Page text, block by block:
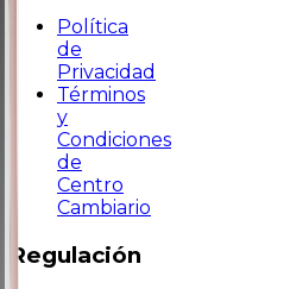
Política
de
Privacidad
Términos
y
Condiciones
de
Centro
Cambiario
Regulación